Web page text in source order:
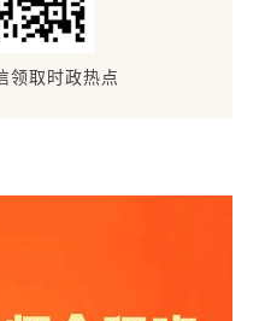
领取时政热点